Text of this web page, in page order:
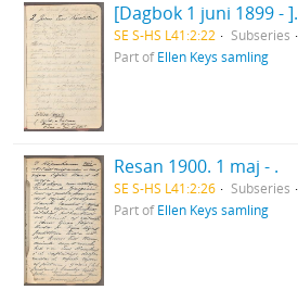
[Dagbok 1 juni 1899 - ].
SE S-HS L41:2:22
Subseries
Part ofEllen Keys samling
Resan 1900. 1 maj - .
SE S-HS L41:2:26
Subseries
Part ofEllen Keys samling